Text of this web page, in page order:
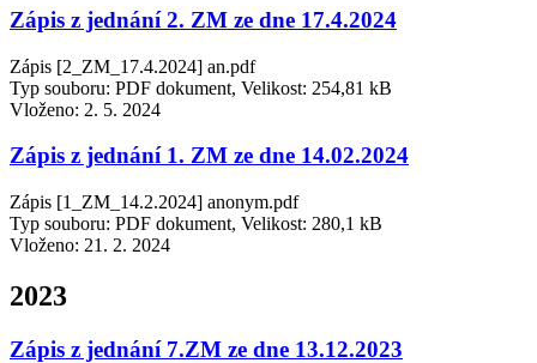
Zápis z jednání 2. ZM ze dne 17.4.2024
Zápis [2_ZM_17.4.2024] an.pdf
Typ souboru: PDF dokument, Velikost: 254,81 kB
Vloženo: 2. 5. 2024
Zápis z jednání 1. ZM ze dne 14.02.2024
Zápis [1_ZM_14.2.2024] anonym.pdf
Typ souboru: PDF dokument, Velikost: 280,1 kB
Vloženo: 21. 2. 2024
2023
Zápis z jednání 7.ZM ze dne 13.12.2023